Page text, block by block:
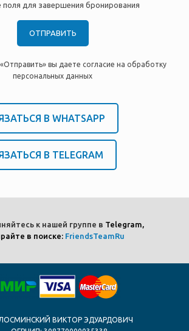
для завершения бронирования
вы даете согласие на обработку
персональных данных
В WHATSAPP
В TELEGRAM
к нашей группе в Telegram,
в поиске:FriendsTeamRu
ВИКТОР ЭДУАРДОВИЧ